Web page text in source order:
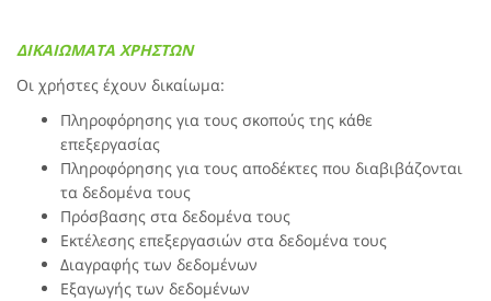
ΔΙΚΑΙΩΜΑΤΑ ΧΡΗΣΤΩΝ
Οι χρήστες έχουν δικαίωμα:
Πληροφόρησης για τους σκοπούς της κάθε
επεξεργασίας
Πληροφόρησης για τους αποδέκτες που διαβιβάζονται
τα δεδομένα τους
Πρόσβασης στα δεδομένα τους
Εκτέλεσης επεξεργασιών στα δεδομένα τους
Διαγραφής των δεδομένων
Εξαγωγής των δεδομένων